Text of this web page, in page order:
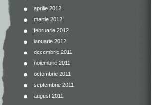
aprilie 2012
martie 2012
februarie 2012
ianuarie 2012
decembrie 2011
noiembrie 2011
octombrie 2011
septembrie 2011
august 2011